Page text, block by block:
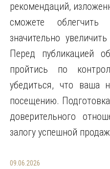
рекомендаций,
сможете
значительно
Перед публикацией
пройтись по
убедиться, что ваша
посещению.
доверительного
залогу успешной
09.06.2026